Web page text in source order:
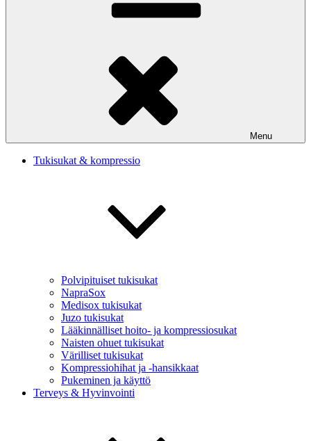
Menu
Tukisukat & kompressio
Polvipituiset tukisukat
NapraSox
Medisox tukisukat
Juzo tukisukat
Lääkinnälliset hoito- ja kompressiosukat
Naisten ohuet tukisukat
Värilliset tukisukat
Kompressiohihat ja -hansikkaat
Pukeminen ja käyttö
Terveys & Hyvinvointi